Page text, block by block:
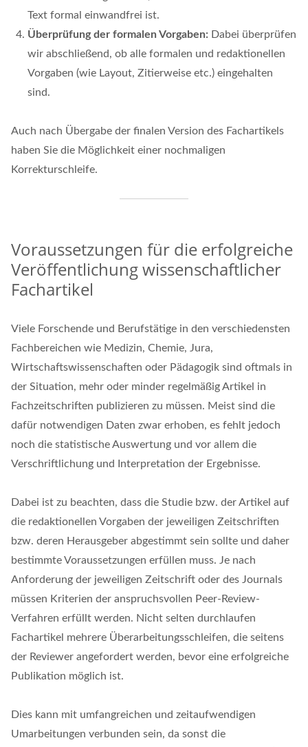
Text formal einwandfrei ist.
Überprüfung der formalen Vorgaben: Dabei überprüfen
wir abschließend, ob alle formalen und redaktionellen
Vorgaben (wie Layout, Zitierweise etc.) eingehalten
sind.
Auch nach Übergabe der finalen Version des Fachartikels
haben Sie die Möglichkeit einer nochmaligen
Korrekturschleife.
Voraussetzungen für die erfolgreiche
Veröffentlichung wissenschaftlicher
Fachartikel
Viele Forschende und Berufstätige in den verschiedensten
Fachbereichen wie Medizin, Chemie, Jura,
Wirtschaftswissenschaften oder Pädagogik sind oftmals in
der Situation, mehr oder minder regelmäßig Artikel in
Fachzeitschriften publizieren zu müssen. Meist sind die
dafür notwendigen Daten zwar erhoben, es fehlt jedoch
noch die statistische Auswertung und vor allem die
Verschriftlichung und Interpretation der Ergebnisse.
Dabei ist zu beachten, dass die Studie bzw. der Artikel auf
die redaktionellen Vorgaben der jeweiligen Zeitschriften
bzw. deren Herausgeber abgestimmt sein sollte und daher
bestimmte Voraussetzungen erfüllen muss. Je nach
Anforderung der jeweiligen Zeitschrift oder des Journals
müssen Kriterien der anspruchsvollen Peer-Review-
Verfahren erfüllt werden. Nicht selten durchlaufen
Fachartikel mehrere Überarbeitungsschleifen, die seitens
der Reviewer angefordert werden, bevor eine erfolgreiche
Publikation möglich ist.
Dies kann mit umfangreichen und zeitaufwendigen
Umarbeitungen verbunden sein, da sonst die